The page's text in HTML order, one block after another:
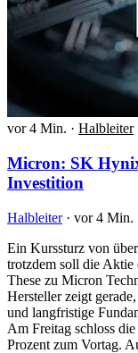
vor 4 Min. · Halbleiter
Micron: SK
Investition
Halbleiter · vor 4 Min.
Ein Kurssturz von
trotzdem soll die Aktie
These zu Micron
Hersteller zeigt
und langfristige
Am Freitag schloss
Prozent zum Vortag.